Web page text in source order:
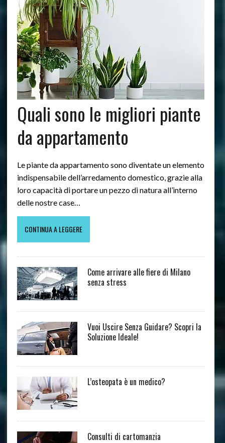
Quali sono le migliori piante
da appartamento
Le piante da appartamento sono diventate un elemento
indispensabile dell’arredamento domestico, grazie alla
loro capacità di portare un pezzo di natura all’interno
delle nostre case…
CONTINUA A LEGGERE
Come arrivare alle fiere di Milano
senza stress
Vuoi Uscire Senza Guidare? Scopri la
Soluzione Ideale!
L’osteopata è un medico?
Consulti di cartomanzia